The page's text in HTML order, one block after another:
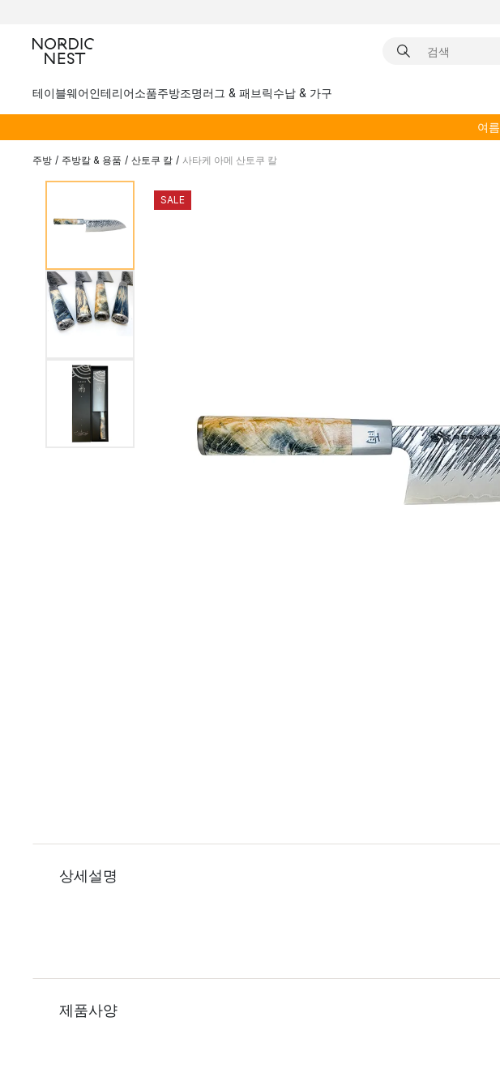
테이블웨어인테리어소품주방조명러그 & 패브릭수납 & 가구
여름
주방 / 주방칼 & 용품 / 산토쿠 칼 / 사타케 아메 산토쿠 칼
SALE
상세설명
제품사양